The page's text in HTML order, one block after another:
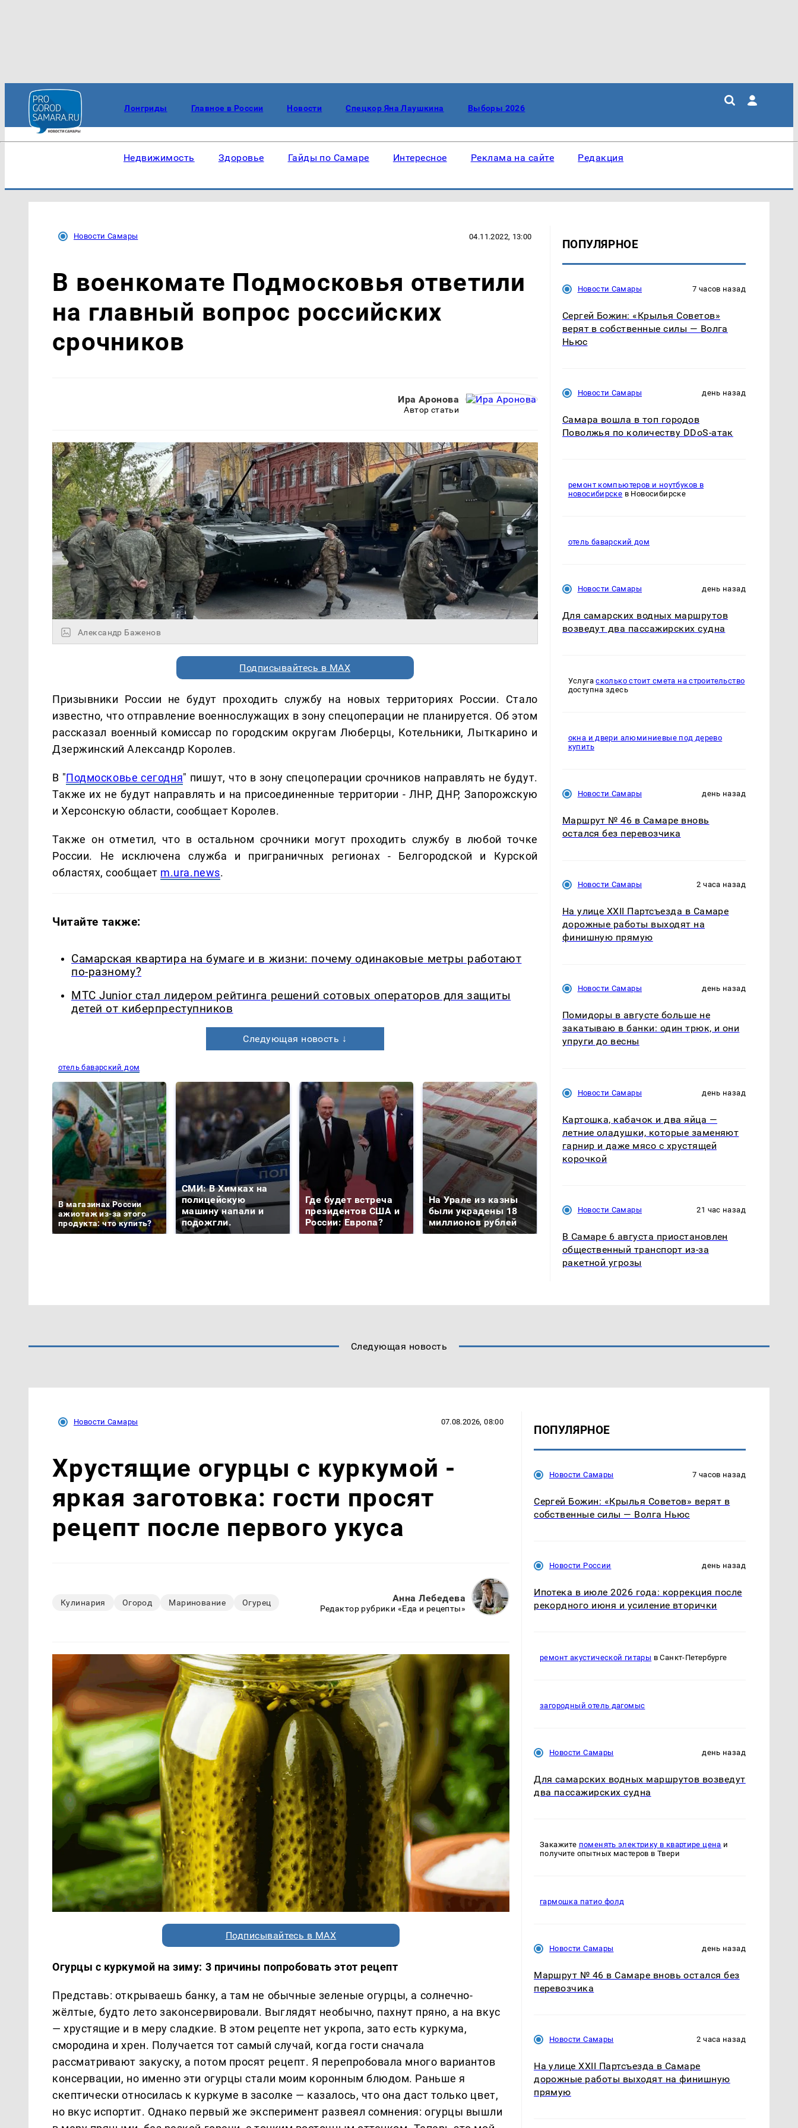
Лонгриды Главное в России Новости Спецкор Яна Лаушкина Выборы 2026
Недвижимость Здоровье Гайды по Самаре Интересное Реклама на сайте Редакция
Новости Самары 04.11.2022, 13:00
В военкомате Подмосковья ответили
на главный вопрос российских
срочников
Ира Аронова
Автор статьи
Александр Баженов
Подписывайтесь в MAX
Призывники России не будут проходить службу на новых территориях России. Стало
известно, что отправление военнослужащих в зону спецоперации не планируется. Об этом
рассказал военный комиссар по городским округам Люберцы, Котельники, Лыткарино и
Дзержинский Александр Королев.
В "Подмосковье сегодня" пишут, что в зону спецоперации срочников направлять не будут.
Также их не будут направлять и на присоединенные территории - ЛНР, ДНР, Запорожскую
и Херсонскую области, сообщает Королев.
Также он отметил, что в остальном срочники могут проходить службу в любой точке
России. Не исключена служба и приграничных регионах - Белгородской и Курской
областях, сообщает m.ura.news.
Читайте также:
Самарская квартира на бумаге и в жизни: почему одинаковые метры работают
по-разному?
МТС Junior стал лидером рейтинга решений сотовых операторов для защиты
детей от киберпреступников
Следующая новость ↓
отель баварский дом
В магазинах России
ажиотаж из-за этого
продукта: что купить?
СМИ: В Химках на
полицейскую
машину напали и
подожгли.
Где будет встреча
президентов США и
России: Европа?
На Урале из казны
были украдены 18
миллионов рублей
Как выглядит место
крушение вертолета на
никто не ждал: как
ПОПУЛЯРНОЕ
Новости Самары 7 часов назад
Сергей Божин: «Крылья Советов»
верят в собственные силы — Волга
Ньюс
Новости Самары день назад
Самара вошла в топ городов
Поволжья по количеству DDoS-атак
ремонт компьютеров и ноутбуков в
новосибирске в Новосибирске
отель баварский дом
Новости Самары день назад
Для самарских водных маршрутов
возведут два пассажирских судна
Услугасколько стоит смета на строительство
доступна здесь
окна и двери алюминиевые под дерево
купить
Новости Самары день назад
Маршрут № 46 в Самаре вновь
остался без перевозчика
Новости Самары 2 часа назад
На улице XXII Партсъезда в Самаре
дорожные работы выходят на
финишную прямую
Новости Самары день назад
Помидоры в августе больше не
закатываю в банки: один трюк, и они
упруги до весны
Новости Самары день назад
Картошка, кабачок и два яйца —
летние оладушки, которые заменяют
гарнир и даже мясо с хрустящей
корочкой
Новости Самары 21 час назад
В Самаре 6 августа приостановлен
общественный транспорт из-за
ракетной угрозы
Следующая новость
Новости Самары 07.08.2026, 08:00
Хрустящие огурцы с куркумой -
яркая заготовка: гости просят
рецепт после первого укуса
Кулинария Огород Маринование Огурец Анна Лебедева
Редактор рубрики «Еда и рецепты»
Подписывайтесь в MAX
Огурцы с куркумой на зиму: 3 причины попробовать этот рецепт
Представь: открываешь банку, а там не обычные зеленые огурцы, а солнечно-
жёлтые, будто лето законсервировали. Выглядят необычно, пахнут пряно, а на вкус
— хрустящие и в меру сладкие. В этом рецепте нет укропа, зато есть куркума,
смородина и хрен. Получается тот самый случай, когда гости сначала
рассматривают закуску, а потом просят рецепт. Я перепробовала много вариантов
консервации, но именно эти огурцы стали моим коронным блюдом. Раньше я
скептически относилась к куркуме в засолке — казалось, что она даст только цвет,
но вкус испортит. Однако первый же эксперимент развеял сомнения: огурцы вышли
ПОПУЛЯРНОЕ
Новости Самары 7 часов назад
Сергей Божин: «Крылья Советов» верят в
собственные силы — Волга Ньюс
Новости России день назад
Ипотека в июле 2026 года: коррекция после
рекордного июня и усиление вторички
ремонт акустической гитары в Санкт-Петербурге
загородный отель дагомыс
Новости Самары день назад
Для самарских водных маршрутов возведут
два пассажирских судна
Закажите поменять электрику в квартире цена и
получите опытных мастеров в Твери
гармошка патио фолд
Новости Самары день назад
Маршрут № 46 в Самаре вновь остался без
перевозчика
Новости Самары 2 часа назад
На улице XXII Партсъезда в Самаре
дорожные работы выходят на финишную
прямую